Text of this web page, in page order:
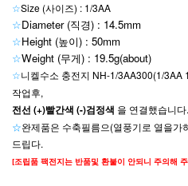
☆Size (사이즈) : 1/3AA
☆Diameter (직경) : 14.5mm
☆Height (높이) : 50mm
☆Weight (무게) : 19.5g(about)
☆니켈수소 충전지 NH-1/3AA300(1/3AA
작업후,
전선 (+)빨간색 (-)검정색 을 연결했습니다.
☆완제품은 수축필름으(열풍기로 열을가
드립다.
[조립품 팩전지는 반품및 환불이 안되니 주의해